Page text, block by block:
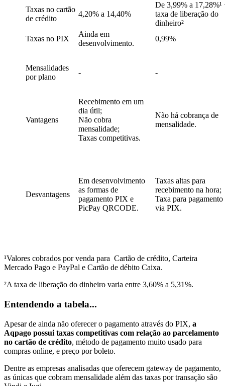
Taxas no cartão
de crédito
4,20% a 14,40%
De 3,99% a 17,28%¹
taxa de liberação do
dinheiro²
Taxas no PIX
Ainda em
desenvolvimento.
0,99%
Mensalidades
por plano
- -
Vantagens
Recebimento em um
dia útil;
Não cobra
mensalidade;
Taxas competitivas.
Não há cobrança de
mensalidade.
Desvantagens
Em desenvolvimento
as formas de
pagamento PIX e
PicPay QRCODE.
Taxas altas para
recebimento na hora;
Taxa para pagamento
via PIX.
¹Valores cobrados por venda para Cartão de crédito, Carteira
Mercado Pago e PayPal e Cartão de débito Caixa.
²A taxa de liberação do dinheiro varia entre 3,60% a 5,31%.
Entendendo a tabela...
Apesar de ainda não oferecer o pagamento através do PIX, a
Aqpago possui taxas competitivas com relação ao parcelamento
no cartão de crédito, método de pagamento muito usado para
compras online, e preço por boleto.
Dentre as empresas analisadas que oferecem gateway de pagamento,
as únicas que cobram mensalidade além das taxas por transação são